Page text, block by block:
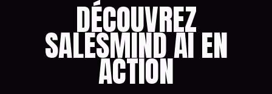
DÉCOUVREZ
SALESMIND AI EN
ACTION